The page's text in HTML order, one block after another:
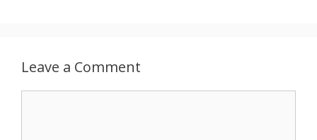
Leave a Comment